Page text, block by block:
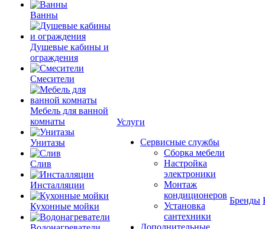
Ванны
Душевые кабины и
ограждения
Смесители
Мебель для ванной
комнаты
Унитазы
Слив
Инсталляции
Кухонные мойки
Услуги
Сервисные службы
Сборка мебели
Настройка
электроники
Монтаж
кондиционеров
Установка
сантехники
Дополнительные
Бренды